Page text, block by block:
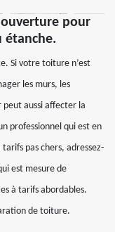
pour
étanche.
Si votre toiture n’est
les murs, les
peut aussi affecter la
professionnel qui est en
pas chers, adressez-
est mesure de
à tarifs abordables.
de toiture.